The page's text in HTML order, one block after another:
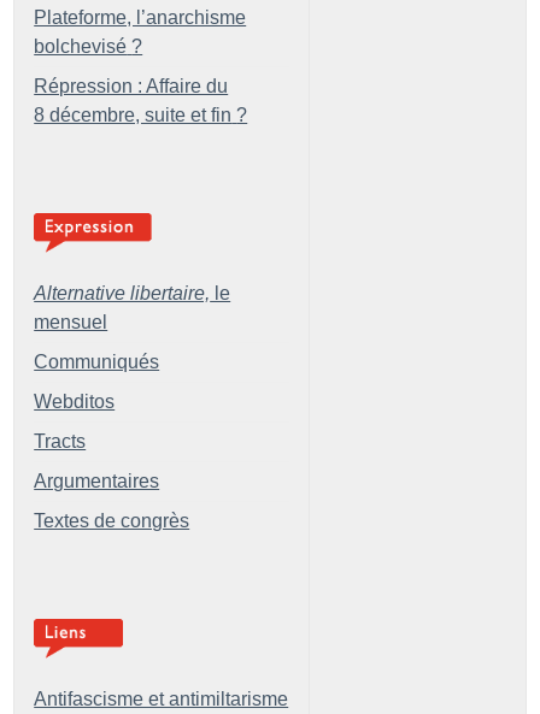
Plateforme, l’anarchisme
bolchevisé ?
Répression : Affaire du
8 décembre, suite et fin ?
Alternative libertaire, le
mensuel
Communiqués
Webditos
Tracts
Argumentaires
Textes de congrès
Antifascisme et antimiltarisme